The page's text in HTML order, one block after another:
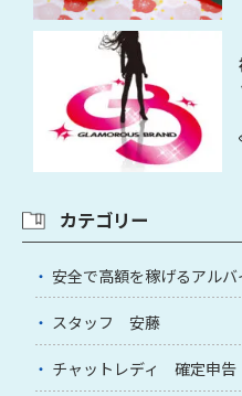
カテゴリー
安全で高額を稼げるアル
スタッフ 安藤
チャットレディ 確定申告